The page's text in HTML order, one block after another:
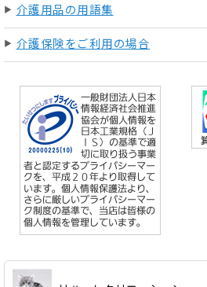
介護用品の用語集
介護保険をご利用の場合